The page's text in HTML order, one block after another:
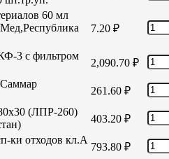
60 мл
7.20 ₽
3 с фильтром
2,090.70 ₽
261.60 ₽
(ЛПР-260)
403.20 ₽
ки отходов кл.А
793.80 ₽